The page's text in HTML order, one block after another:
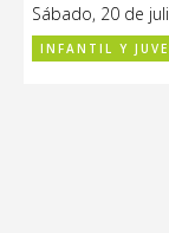
Sábado, 20 de
INFANTIL Y